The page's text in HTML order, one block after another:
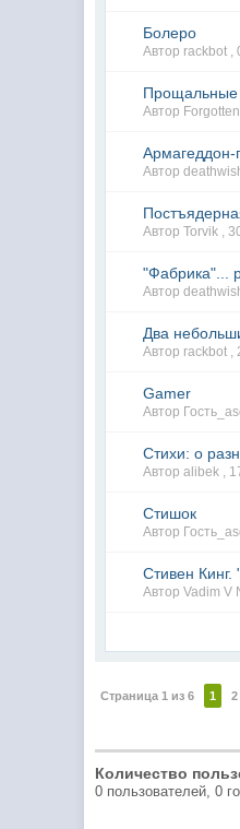
Болеро
Автор rackbot ,
Прощальные
Автор
Армагеддон-
Автор
Автор Torvik ,
"Фабрика"...
Автор
Два
Автор rackbot ,
Gamer
Автор
Стихи: о
Автор alibek ,
Стишок
Автор
Стивен Кинг.
Автор Vadim V
Страница 1 из 6 1 2
Количество
0 пользователей, 0